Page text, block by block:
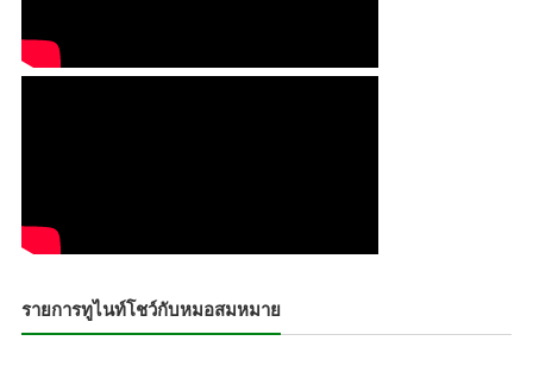
รายการทูไนท์โชว์กับหมอสมหมาย